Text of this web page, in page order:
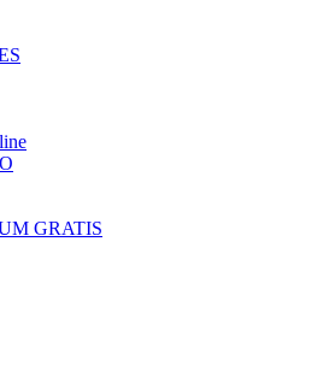
GRATIS